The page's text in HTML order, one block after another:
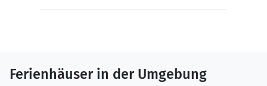
Ferienhäuser in der Umgebung